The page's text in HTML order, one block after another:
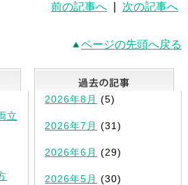
前の記事へ 次の記事へ
ページの先頭へ戻る
最新記事一覧
立
2026年8月 (5)
2026年7月 (31)
2026年6月 (29)
2026年5月 (30)